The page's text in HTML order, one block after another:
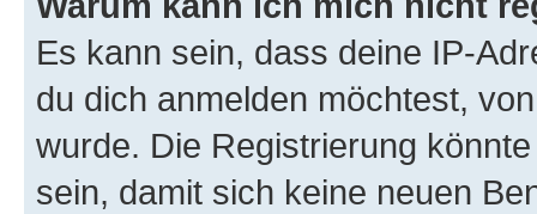
Es kann sein, dass deine IP-
du dich anmelden möchtest,
wurde. Die Registrierung
sein, damit sich keine neuen